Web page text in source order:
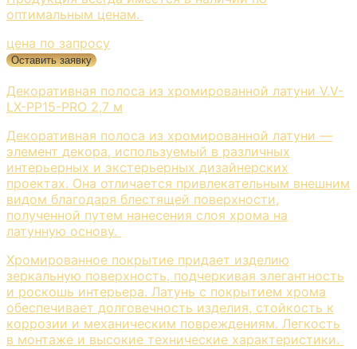
оптимальным ценам.
цена по запросу
Оставить заявку
Декоративная полоса из хромированной латуни V.V-
LX-PP15-PRO 2,7 м
Декоративная полоса из хромированной латуни —
элемент декора, используемый в различных
интерьерных и экстерьерных дизайнерских
проектах. Она отличается привлекательным внешним
видом благодаря блестящей поверхности,
полученной путем нанесения слоя хрома на
латунную основу.
Хромированное покрытие придает изделию
зеркальную поверхность, подчеркивая элегантность
и роскошь интерьера. Латунь с покрытием хрома
обеспечивает долговечность изделия, стойкость к
коррозии и механическим повреждениям. Легкость
в монтаже и высокие технические характеристики.